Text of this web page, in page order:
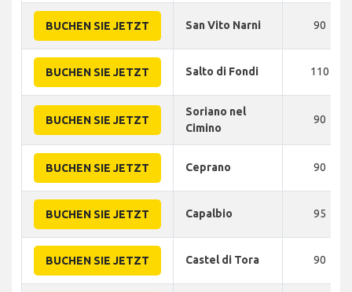
BUCHEN SIE JETZT San Vito Narni 90
BUCHEN SIE JETZT Salto di Fondi 110
BUCHEN SIE JETZT
Soriano nel
Cimino
90
BUCHEN SIE JETZT Ceprano 90
BUCHEN SIE JETZT Capalbio 95
BUCHEN SIE JETZT Castel di Tora 90